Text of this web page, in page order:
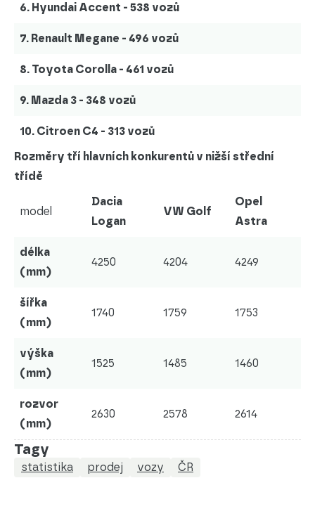
6. Hyundai Accent - 538 vozů
7. Renault Megane - 496 vozů
8. Toyota Corolla - 461 vozů
9. Mazda 3 - 348 vozů
10. Citroen C4 - 313 vozů
Rozměry tří hlavních konkurentů v nižší střední
třídě
model
Dacia
Logan
VW Golf
Opel
Astra
délka
(mm)
4250 4204 4249
šířka
(mm)
1740 1759 1753
výška
(mm)
1525 1485 1460
rozvor
(mm)
2630 2578 2614
Tagy
statistika prodej vozy ČR